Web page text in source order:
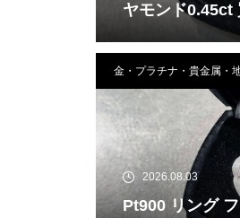
ヤモンド0.45ct
金・プラチナ・貴金属・
2026.08.03
Pt900 リング